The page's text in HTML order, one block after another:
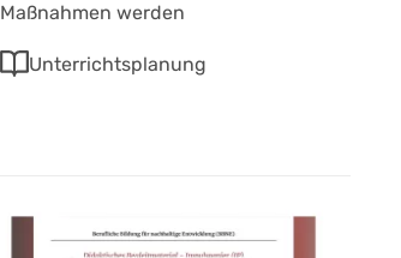
Maßnahmen werden
Unterrichtsplanung